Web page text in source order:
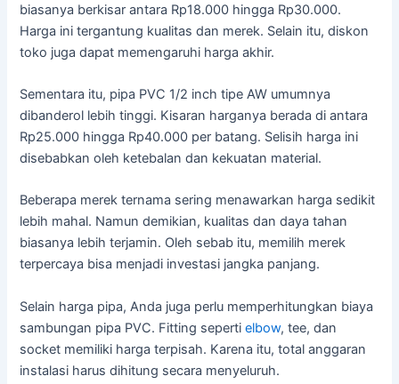
biasanya berkisar antara Rp18.000 hingga Rp30.000.
Harga ini tergantung kualitas dan merek. Selain itu, diskon
toko juga dapat memengaruhi harga akhir.
Sementara itu, pipa PVC 1/2 inch tipe AW umumnya
dibanderol lebih tinggi. Kisaran harganya berada di antara
Rp25.000 hingga Rp40.000 per batang. Selisih harga ini
disebabkan oleh ketebalan dan kekuatan material.
Beberapa merek ternama sering menawarkan harga sedikit
lebih mahal. Namun demikian, kualitas dan daya tahan
biasanya lebih terjamin. Oleh sebab itu, memilih merek
terpercaya bisa menjadi investasi jangka panjang.
Selain harga pipa, Anda juga perlu memperhitungkan biaya
sambungan pipa PVC. Fitting sepertielbow, tee, dan
socket memiliki harga terpisah. Karena itu, total anggaran
instalasi harus dihitung secara menyeluruh.